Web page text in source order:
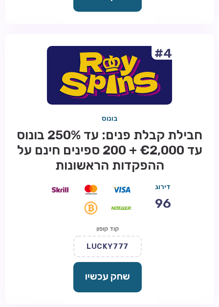
#4
בונוס
חבילת קבלת פנים: עד 250% בונוס
עד €2,000 + 200 ספינים חינם על
ההפקדות הראשונות
דירוג
96
קוד קופון
LUCKY777
שחק עכשיו